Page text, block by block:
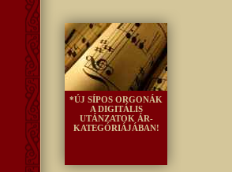
*ÚJ SÍPOS ORGONÁK
A DIGITÁLIS
UTÁNZATOK ÁR-
KATEGÓRIÁJÁBAN!